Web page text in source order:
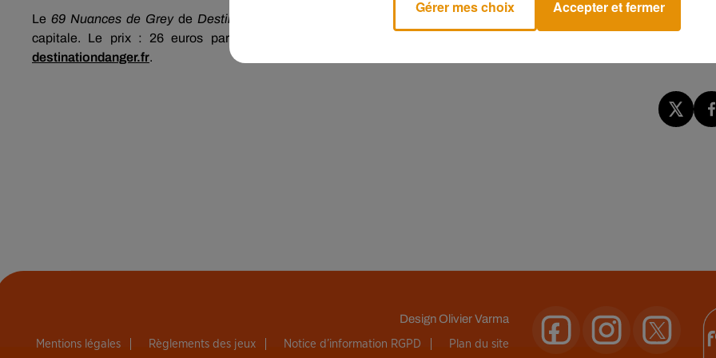
Le 69 Nuances de Grey de Destination Danger 11ème
capitale.
Le prix : 26 euros par personne.
destinationdanger.fr.
DesignOlivier Varma
Mentions légales Règlements des jeux Notice d’information RGPD Plan du site
Gérer mes choix Accepter et fermer